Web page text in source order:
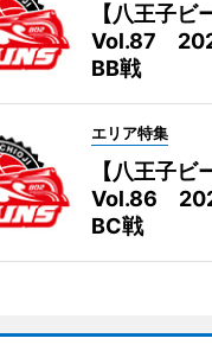
【八王子
Vol.87
BB戦
エリア特集
【八王子
Vol.86
BC戦